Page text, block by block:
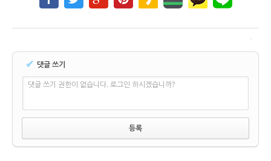
✔ 댓글 쓰기
댓글 쓰기 권한이 없습니다. 로그인 하시겠습니까?